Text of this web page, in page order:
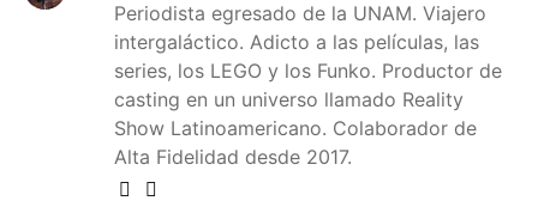
Periodista egresado de la UNAM. Viajero
intergaláctico. Adicto a las películas, las
series, los LEGO y los Funko. Productor de
casting en un universo llamado Reality
Show Latinoamericano. Colaborador de
Alta Fidelidad desde 2017.